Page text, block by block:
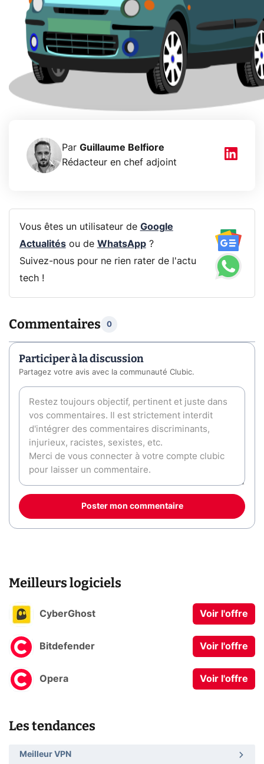
Par Guillaume Belfiore
Rédacteur en chef adjoint
Vous êtes un utilisateur de Google
Actualitésou de WhatsApp?
Suivez-nous pour ne rien rater de l'actu
tech !
Commentaires 0
Participer à la discussion
Partagez votre avis avec la communauté Clubic.
Poster mon commentaire
Meilleurs logiciels
CyberGhost Voir l'offre
Bitdefender Voir l'offre
Opera Voir l'offre
Les tendances
Meilleur VPN